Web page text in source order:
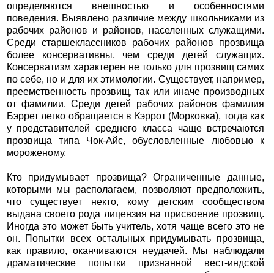
определяются внешностью и особенностями
поведения. Выявлено различие между школьниками из
рабочих районов и районов, населенных служащими.
Среди старшеклассников рабочих районов прозвища
более консервативны, чем среди детей служащих.
Консерватизм характерен не только для прозвищ самих
по себе, но и для их этимологии. Существует, например,
преемственность прозвищ, так или иначе производных
от фамилии. Среди детей рабочих районов фамилия
Бэррет легко обращается в Кэррот (Морковка), тогда как
у представителей среднего класса чаще встречаются
прозвища типа Чок-Айс, обусловленные любовью к
мороженому.
Кто придумывает прозвища? Ограниченные данные,
которыми мы располагаем, позволяют предположить,
что существует некто, кому детским сообществом
выдана своего рода лицензия на присвоение прозвищ.
Иногда это может быть учитель, хотя чаще всего это не
он. Попытки всех остальных придумывать прозвища,
как правило, оканчиваются неудачей. Мы наблюдали
драматические попытки признанной вест-индской